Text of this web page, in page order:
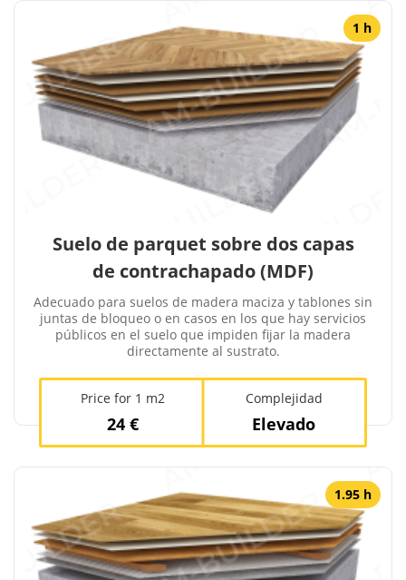
1 h
Suelo de parquet sobre dos capas
de contrachapado (MDF)
Adecuado para suelos de madera maciza y tablones sin
juntas de bloqueo o en casos en los que hay servicios
públicos en el suelo que impiden fijar la madera
directamente al sustrato.
Price for 1 m2
24 €
Complejidad
Elevado
1.95 h